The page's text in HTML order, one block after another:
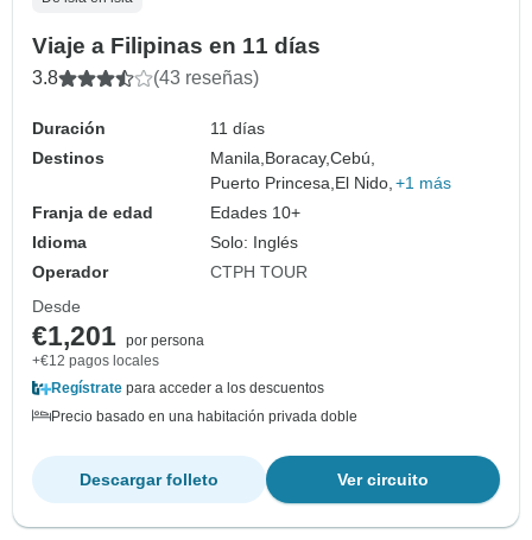
Viaje a Filipinas en 11 días
3.8 (43 reseñas)
Duración
11 días
Destinos
Manila, Boracay,Cebú,
Puerto Princesa, El Nido, +1 más
Franja de edad
Edades 10+
Idioma
Solo: Inglés
Operador
CTPH TOUR
Desde
€1,201 por persona
+€12 pagos locales
Regístrate para acceder a los descuentos
Precio basado en una habitación privada doble
Ver circuito
Descargar folleto